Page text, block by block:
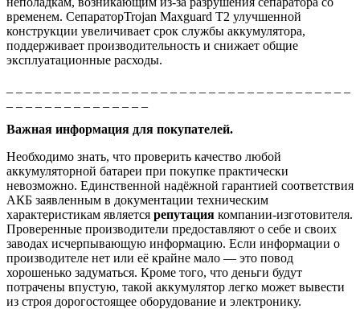
временем. СепараторTrojan Maxguard T2 улучшенной
конструкции увеличивает срок службы аккумулятора,
поддерживает производительность и снижает общие
эксплуатационные расходы.
Важная информация для покупателей.
Необходимо знать, что проверить качество любой
аккумуляторной батареи при покупке практически
невозможно. Единственной надёжной гарантией соответствия
АКБ заявленным в документации техническим
характеристикам является репутация компании-изготовителя.
Проверенные производители предоставляют о себе и своих
заводах исчерпывающую информацию. Если информации о
производителе нет или её крайне мало — это повод
хорошенько задуматься. Кроме того, что деньги будут
потрачены впустую, такой аккумулятор легко может вывести
из строя дорогостоящее оборудование и электронику.